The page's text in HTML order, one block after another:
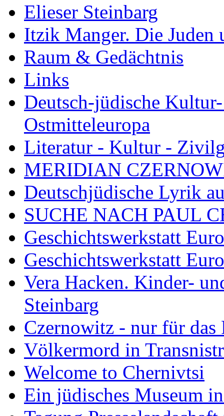
Elieser Steinbarg
Itzik Manger. Die Juden
Raum & Gedächtnis
Links
Deutsch-jüdische
Ostmitteleuropa
Literatur - Kultur -
MERIDIAN
Deutschjüdische Lyrik
SUCHE NACH PAUL
Geschichtswerkstatt
Geschichtswerkstatt
Vera Hacken. Kinder-
Steinbarg
Czernowitz - nur für das
Völkermord in
Welcome to Chernivtsi
Ein jüdisches Museum